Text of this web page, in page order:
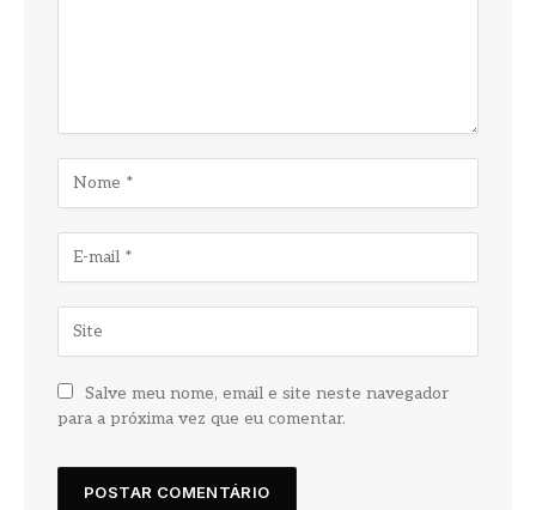
Salve meu nome, email e site neste navegador
para a próxima vez que eu comentar.